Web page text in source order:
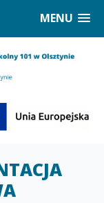
MENU